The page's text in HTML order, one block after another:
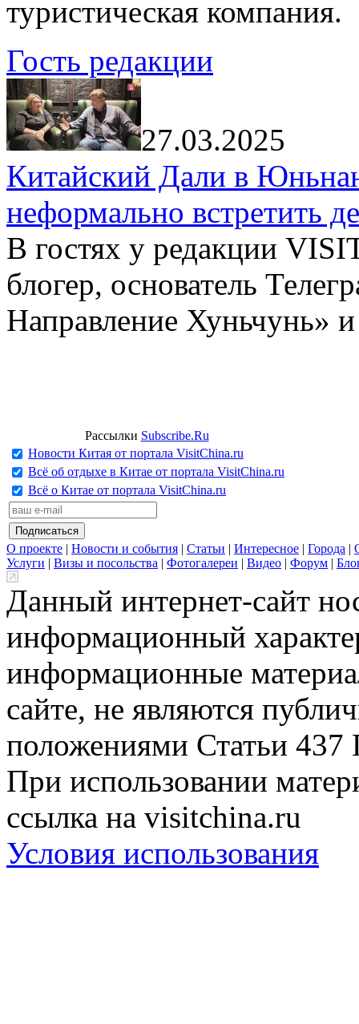
туристическая компания.
Гость редакции
27.03.2025
Китайский Дали в
неформально встретить
В гостях у редакции
блогер, основатель
Направление Хуньчунь»
Рассылки Subscribe.Ru
Новости Китая от портала VisitChina.ru
Всё об отдыхе в Китае от портала VisitChina.ru
Всё о Китае от портала VisitChina.ru
О проекте | Новости и события | Статьи | Интересное | Города |
Услуги | Визы и посольства | Фотогалереи | Видео | Форум |
Данный интернет-сайт
информационный
информационные
сайте, не являются
положениями Статьи 437
При использовании
ссылка на visitchina.ru
Условия использования